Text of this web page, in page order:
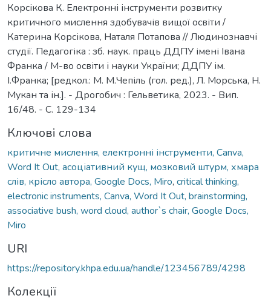
Корсікова К. Електронні інструменти розвитку
критичного мислення здобувачів вищої освіти /
Катерина Корсікова, Наталя Потапова // Людинознавчі
студії. Педагогіка : зб. наук. праць ДДПУ імені Івана
Франка / М-во освіти і науки України; ДДПУ ім.
І.Франка; [редкол.: М. М.Чепіль (гол. ред.), Л. Морська, Н.
Мукан та ін.]. - Дрогобич : Гельветика, 2023. - Вип.
16/48. - С. 129-134
Ключові слова
критичне мислення, електронні інструменти, Canva,
Word It Out, асоціативний кущ, мозковий штурм, хмара
слів, крісло автора, Google Docs, Miro, critical thinking,
electronic instruments, Canva, Word It Out, brainstorming,
associative bush, word cloud, author`s chair, Google Docs,
Miro
URI
https://repository.khpa.edu.ua/handle/123456789/4298
Колекції